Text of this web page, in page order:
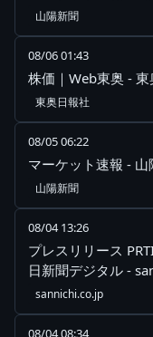
山陽新聞
08/06 01:43
株価｜Web東奥 - 東
東奥日報社
08/05 06:22
マーケット速報 - 山
山陽新聞
08/04 13:26
プレスリリース
日新聞デジタル -
sannichi.co.jp
08/04 08:34